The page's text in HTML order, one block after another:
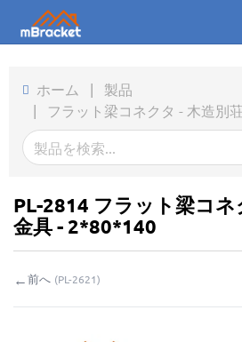
製品
ニュース
写真
お問い合わせ
ホーム | 製品
| フラット梁コネクタ - 木造別
PL-2814 フラット梁コネ
金具 - 2*80*140
←前へ (PL-2621)